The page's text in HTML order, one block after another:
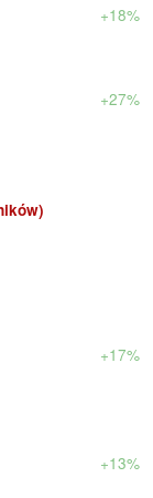
+18%
+27%
+17%
+13%